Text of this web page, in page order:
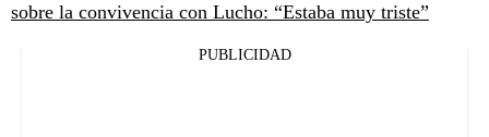
sobre la convivencia con Lucho: “Estaba muy triste”
PUBLICIDAD